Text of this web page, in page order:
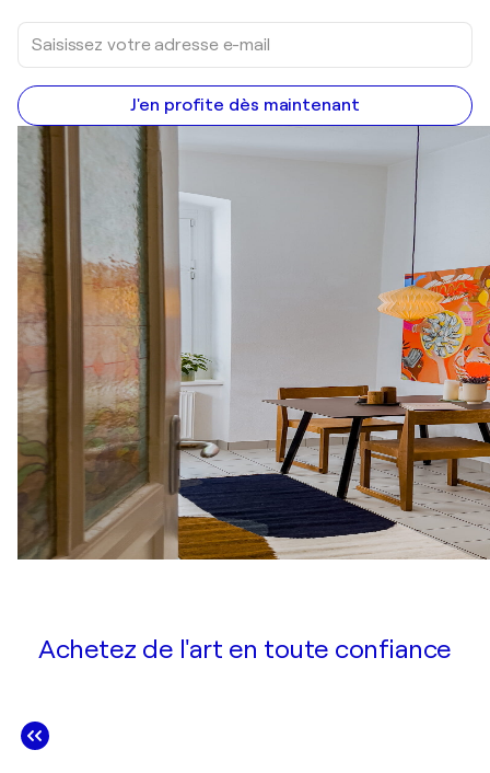
J'en profite dès maintenant
Achetez de l'art en toute confiance